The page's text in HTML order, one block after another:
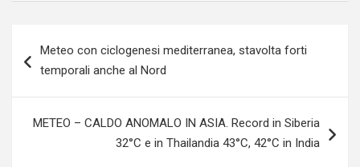
articoli
Meteo con ciclogenesi mediterranea, stavolta forti
temporali anche al Nord
METEO – CALDO ANOMALO IN ASIA. Record in Siberia
32°C e in Thailandia 43°C, 42°C in India